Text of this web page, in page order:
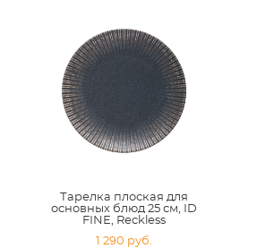
Тарелка плоская для
основных блюд 25 см, ID
FINE, Reckless
1 290 pуб.